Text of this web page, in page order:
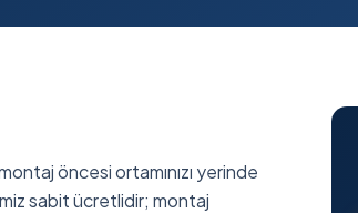
öncesi ortamınızı yerinde
sabit ücretlidir; montaj